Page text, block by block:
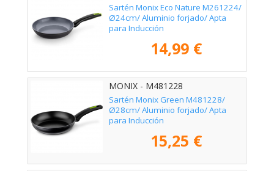
Sartén Monix Eco Nature M261224/
Ø24cm/ Aluminio forjado/ Apta
para Inducción
14,99 €
MONIX - M481228
Sartén Monix Green M481228/
Ø28cm/ Aluminio forjado/ Apta
para Inducción
15,25 €